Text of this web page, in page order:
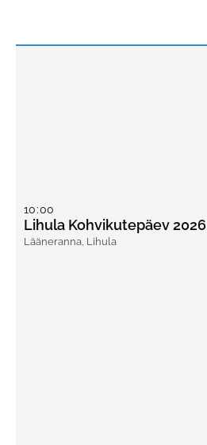
10:00
Lihula Kohvikutepäev 2026
Lääneranna Lihula